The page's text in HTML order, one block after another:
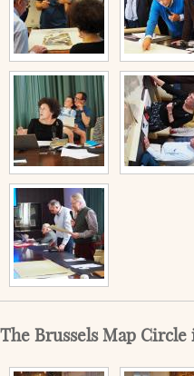
The Brussels Map Circle